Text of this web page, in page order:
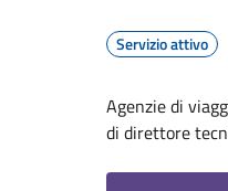
Servizio attivo
Agenzie di
di direttore